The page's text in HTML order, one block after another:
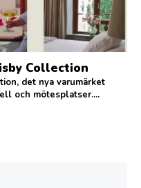
Collection
det nya varumärket
och mötesplatser....